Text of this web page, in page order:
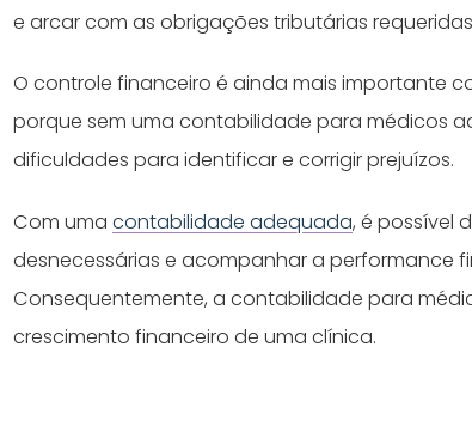
e arcar com as obrigações tributárias
O controle financeiro é ainda mais importante
porque sem uma contabilidade para médicos
dificuldades para identificar e corrigir prejuízos.
Com umacontabilidade adequada, é possível
desnecessárias e acompanhar a performance
Consequentemente, a contabilidade para
crescimento financeiro de uma clínica.